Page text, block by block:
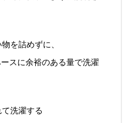
を詰めずに、
スに余裕のある量で洗濯
洗濯する